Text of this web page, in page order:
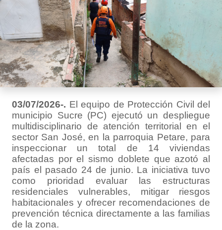
03/07/2026-. El equipo de Protección Civil del
municipio Sucre (PC) ejecutó un despliegue
multidisciplinario de atención territorial en el
sector San José, en la parroquia Petare, para
inspeccionar un total de 14 viviendas
afectadas por el sismo doblete que azotó al
país el pasado 24 de junio. La iniciativa tuvo
como prioridad evaluar las estructuras
residenciales vulnerables, mitigar riesgos
habitacionales y ofrecer recomendaciones de
prevención técnica directamente a las familias
de la zona.